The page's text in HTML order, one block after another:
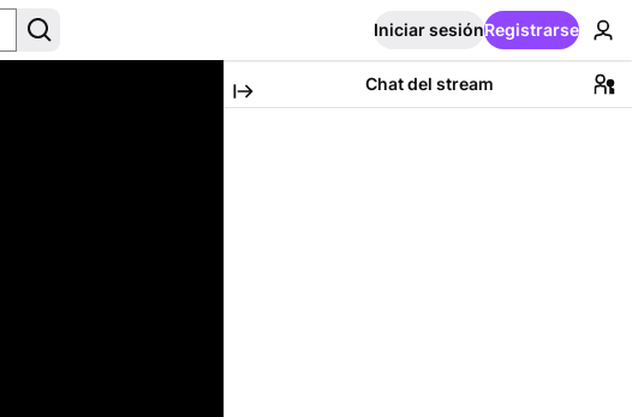
Iniciar sesiónRegistrarse
Chat del stream